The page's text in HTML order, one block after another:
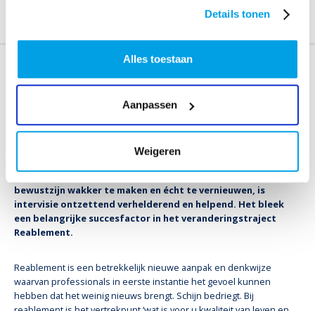
Details tonen
Alles toestaan
Aanpassen
Weigeren
MET INTERVISIE WORDT ANDERS DENKEN ANDERS DOEN
Met intervisie wordt anders
denken ook anders doen
“Ja maar dat doen wij al lang op die manier!” Die reactie hoor
ik zó vaak als het om een nieuwe aanpak in welzijn en zorg
gaat. En ik begrijp het heel goed. Maar het is zelden waar.
Het lijkt zo, het voelt zo, maar het is niet zo. Om dat
bewustzijn wakker te maken en écht te vernieuwen, is
intervisie ontzettend verhelderend en helpend. Het bleek
een belangrijke succesfactor in het veranderingstraject
Reablement.
Reablement is een betrekkelijk nieuwe aanpak en denkwijze
waarvan professionals in eerste instantie het gevoel kunnen
hebben dat het weinig nieuws brengt. Schijn bedriegt. Bij